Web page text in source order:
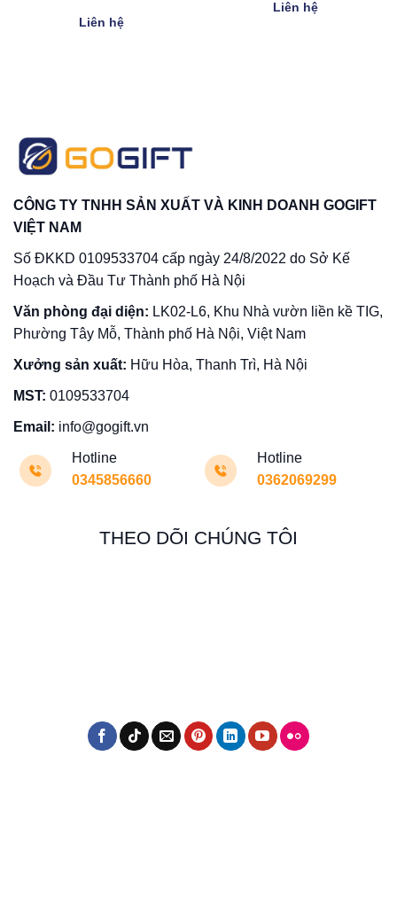
Liên hệ
Liên hệ
CÔNG TY TNHH SẢN XUẤT VÀ KINH DOANH GOGIFT
VIỆT NAM
Số ĐKKD 0109533704 cấp ngày 24/8/2022 do Sở Kế
Hoạch và Đầu Tư Thành phố Hà Nội
Văn phòng đại diện: LK02-L6, Khu Nhà vườn liền kề TIG,
Phường Tây Mỗ, Thành phố Hà Nội, Việt Nam
Xưởng sản xuất: Hữu Hòa, Thanh Trì, Hà Nội
MST: 0109533704
Email: info@gogift.vn
Hotline
0345856660
Hotline
0362069299
THEO DÕI CHÚNG TÔI